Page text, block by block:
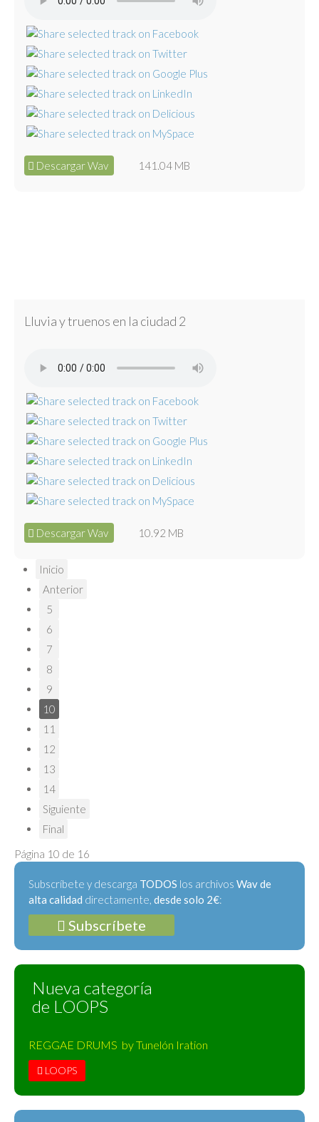
Descargar Wav 141.04 MB
Lluvia y truenos en la ciudad 2
Descargar Wav 10.92 MB
Inicio
Anterior
5
6
7
8
9
10
11
12
13
14
Siguiente
Final
Página 10 de 16
Subscríbete y descarga TODOS los archivos Wav de
alta calidad directamente, desde solo 2€:
Subscríbete
Nueva categoría
de LOOPS
REGGAE DRUMS by Tunelón Iration
LOOPS